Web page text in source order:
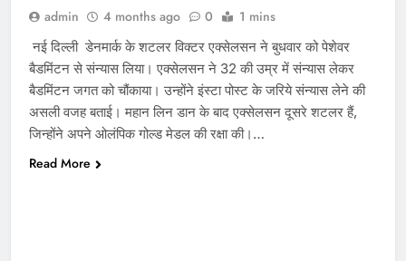
admin 4 months ago 0 1 mins
नई दिल्‍ली डेनमार्क के शटलर विक्‍टर एक्‍सेलसन ने बुधवार को पेशेवर
बैडमिंटन से संन्‍यास लिया। एक्‍सेलसन ने 32 की उम्र में संन्‍यास लेकर
बैडमिंटन जगत को चौंकाया। उन्‍होंने इंस्‍टा पोस्‍ट के जरिये संन्‍यास लेने की
असली वजह बताई। महान लिन डान के बाद एक्‍सेलसन दूसरे शटलर हैं,
जिन्‍होंने अपने ओलंपिक गोल्‍ड मेडल की रक्षा की।…
Read More